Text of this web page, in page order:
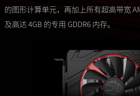
的图形计算单元，再加上所有超高带宽
及高达 4GB 的专用 GDDR6 内存。